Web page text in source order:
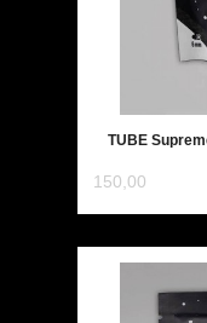
TUBE
150,00